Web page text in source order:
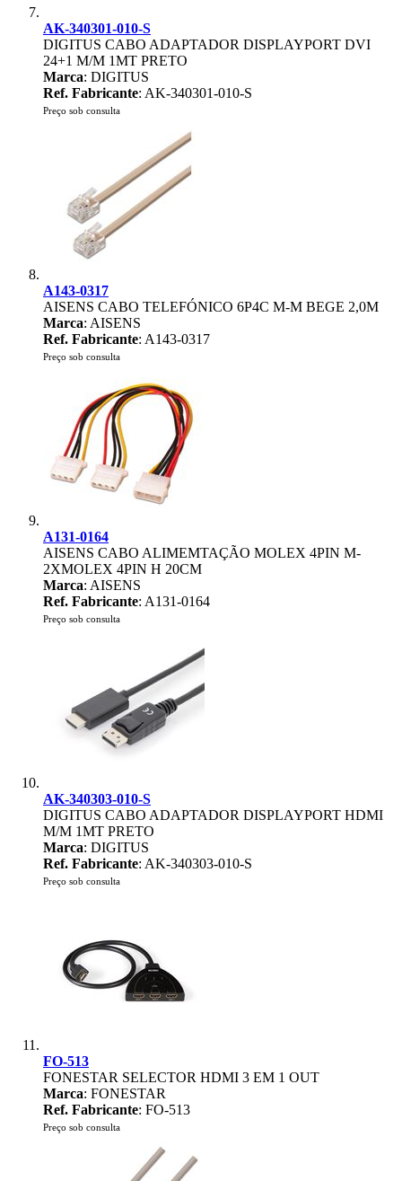
AK-340301-010-S
DIGITUS CABO ADAPTADOR DISPLAYPORT DVI
24+1 M/M 1MT PRETO
Marca: DIGITUS
Ref. Fabricante: AK-340301-010-S
Preço sob consulta
A143-0317
AISENS CABO TELEFÓNICO 6P4C M-M BEGE 2,0M
Marca: AISENS
Ref. Fabricante: A143-0317
Preço sob consulta
A131-0164
AISENS CABO ALIMEMTAÇÃO MOLEX 4PIN M-
2XMOLEX 4PIN H 20CM
Marca: AISENS
Ref. Fabricante: A131-0164
Preço sob consulta
AK-340303-010-S
DIGITUS CABO ADAPTADOR DISPLAYPORT HDMI
M/M 1MT PRETO
Marca: DIGITUS
Ref. Fabricante: AK-340303-010-S
Preço sob consulta
FO-513
FONESTAR SELECTOR HDMI 3 EM 1 OUT
Marca: FONESTAR
Ref. Fabricante: FO-513
Preço sob consulta